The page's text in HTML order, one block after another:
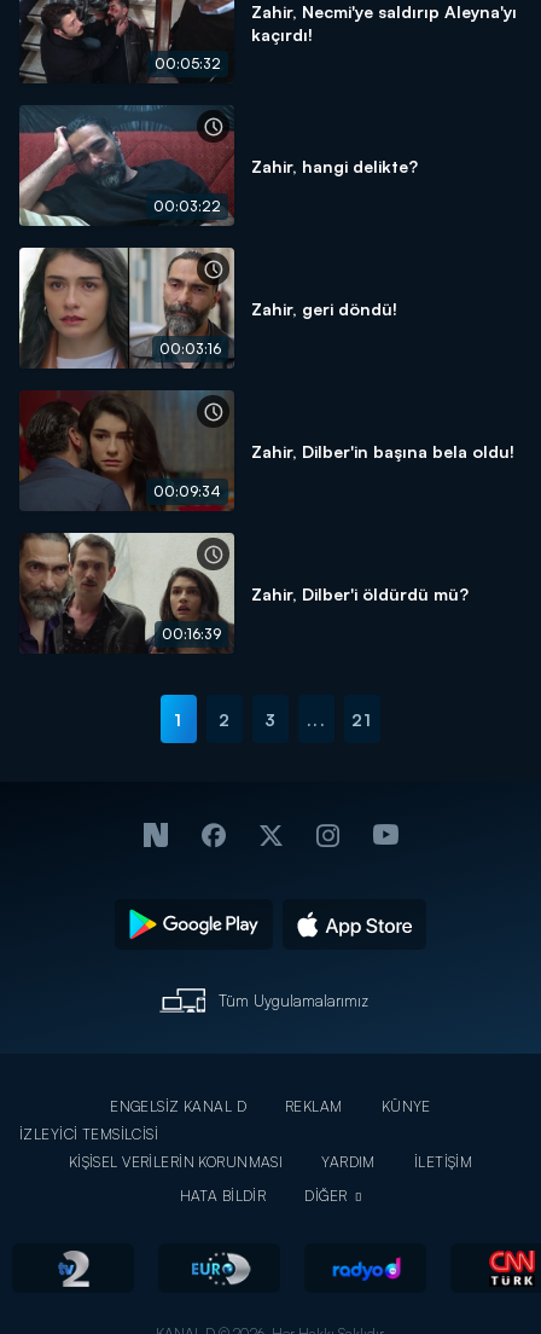
00:05:32
Zahir, Necmi'ye saldırıp Aleyna'yı
kaçırdı!
00:03:22
Zahir, hangi delikte?
00:03:16
Zahir, geri döndü!
00:09:34
Zahir, Dilber'in başına bela oldu!
00:16:39
Zahir, Dilber'i öldürdü mü?
1 2 3 ... 21
Tüm Uygulamalarımız
ENGELSİZ KANAL D REKLAM
KÜNYE
İZLEYİCİ TEMSİLCİSİ
KİŞİSEL VERİLERİN KORUNMASI
YARDIM
İLETİŞİM
HATA BİLDİR
DİĞER